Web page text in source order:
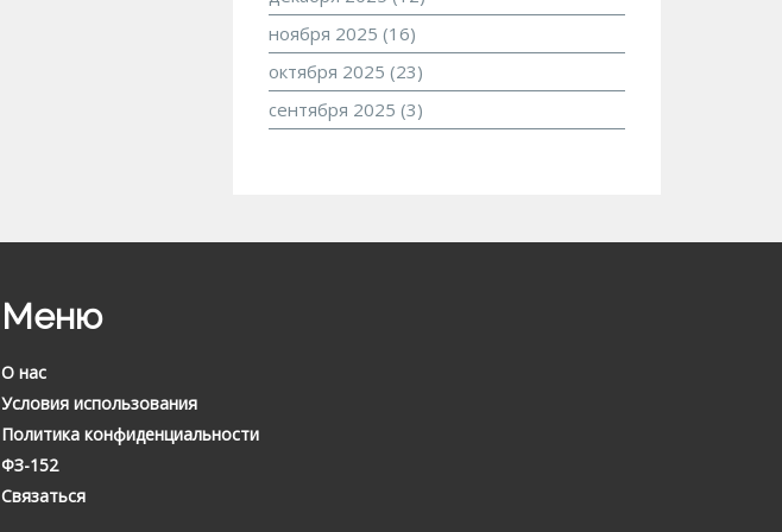
ноября 2025 (16)
октября 2025 (23)
сентября 2025 (3)
Меню
О нас
Условия использования
Политика конфиденциальности
ФЗ-152
Связаться